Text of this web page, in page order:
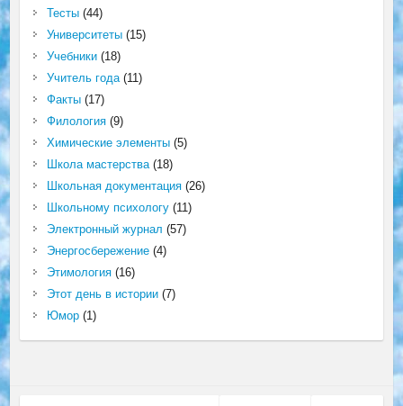
Тесты(44)
Университеты(15)
Учебники(18)
Учитель года(11)
Факты(17)
Филология(9)
Химические элементы(5)
Школа мастерства(18)
Школьная документация(26)
Школьному психологу(11)
Электронный журнал (57)
Энергосбережение(4)
Этимология(16)
Этот день в истории(7)
Юмор(1)